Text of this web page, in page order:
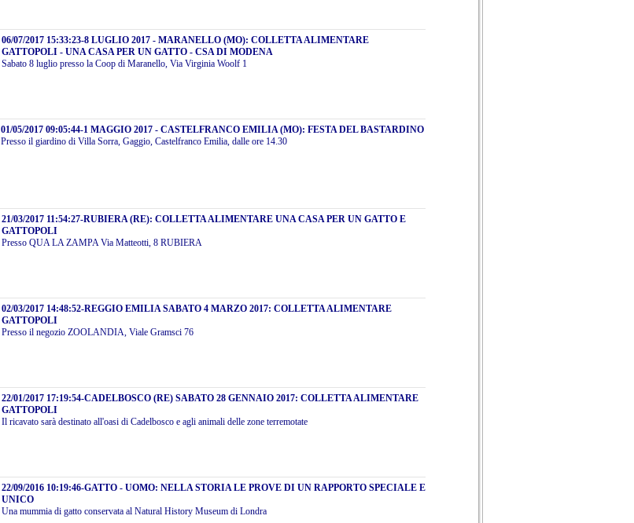
06/07/2017 15:33:23-8 LUGLIO 2017 - MARANELLO (MO): COLLETTA ALIMENTARE
GATTOPOLI - UNA CASA PER UN GATTO - CSA DI MODENA
Sabato 8 luglio presso la Coop di Maranello, Via Virginia Woolf 1
01/05/2017 09:05:44-1 MAGGIO 2017 - CASTELFRANCO EMILIA (MO): FESTA DEL BASTARDINO
Presso il giardino di Villa Sorra, Gaggio, Castelfranco Emilia, dalle ore 14.30
21/03/2017 11:54:27-RUBIERA (RE): COLLETTA ALIMENTARE UNA CASA PER UN GATTO E
GATTOPOLI
Presso QUA LA ZAMPA Via Matteotti, 8 RUBIERA
02/03/2017 14:48:52-REGGIO EMILIA SABATO 4 MARZO 2017: COLLETTA ALIMENTARE
GATTOPOLI
Presso il negozio ZOOLANDIA, Viale Gramsci 76
22/01/2017 17:19:54-CADELBOSCO (RE) SABATO 28 GENNAIO 2017: COLLETTA ALIMENTARE
GATTOPOLI
Il ricavato sarà destinato all'oasi di Cadelbosco e agli animali delle zone terremotate
22/09/2016 10:19:46-GATTO - UOMO: NELLA STORIA LE PROVE DI UN RAPPORTO SPECIALE E
UNICO
Una mummia di gatto conservata al Natural History Museum di Londra